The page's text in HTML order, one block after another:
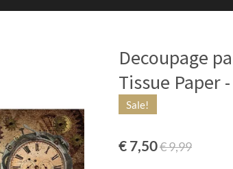
Decoupage
Tissue Paper
Sale!
€ 7,50€ 9,99